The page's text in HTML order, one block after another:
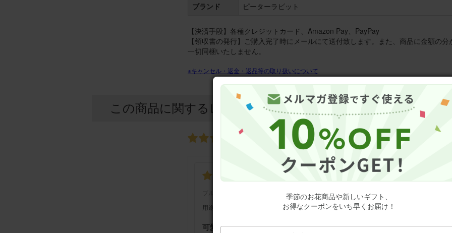
ブランド
ピーターラビット
【決済手段】各種クレジットカード、Amazon Pay、PayPay
【領収書の発行】ご購入完了時にメールにて送付致します。また、商品に金額の分
一切同梱いたしません。
※キャンセル・返金・返品等の取り扱いについて
この商品に関するレビュー
（17件のレビュー）
用途：
可愛い可憐な花たち
季節のお花商品や新しいギフト、
お得なクーポンをいち早くお届け！